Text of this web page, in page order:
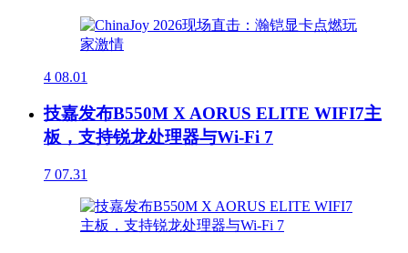
4 08.01
技嘉发布B550M X AORUS ELITE WIFI7主
板，支持锐龙处理器与Wi-Fi 7
7 07.31